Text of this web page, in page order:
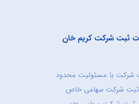
ثبت شرکت کریم خان
شرکت با مسئولیت محدود
ثبت شرکت سهامی خاص